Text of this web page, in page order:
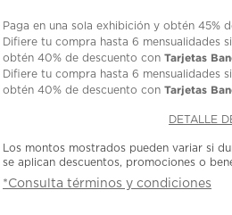
Paga en una sola exhibición y obtén 45%
Difiere tu compra hasta 6 mensualidades
obtén 40% de descuento conTarjetas
Difiere tu compra hasta 6 mensualidades
obtén 40% de descuento conTarjetas
DETALLE
Los montos mostrados pueden variar si
se aplican descuentos, promociones o
*Consulta términos y condiciones